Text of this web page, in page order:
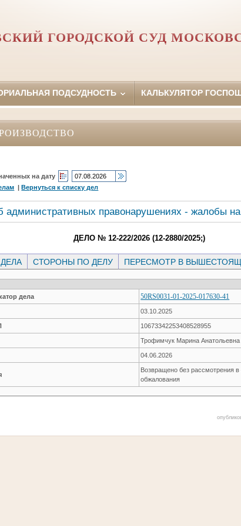
ГОРОДСКОЙ СУД
ПОДСУДНОСТЬ КАЛЬКУЛЯТОР
на дату
|Вернуться к списку дел
административных правонарушениях - жалобы на
ДЕЛО № 12-222/2026 (12-2880/2025;)
СТОРОНЫ ПО ДЕЛУ ПЕРЕСМОТР В
дела
50RS0031-01-2025-017630-41
03.10.2025
10673342253408528955
Трофимчук Марина Анатольевна
04.06.2026
Возвращено без рассмотрения
обжалования